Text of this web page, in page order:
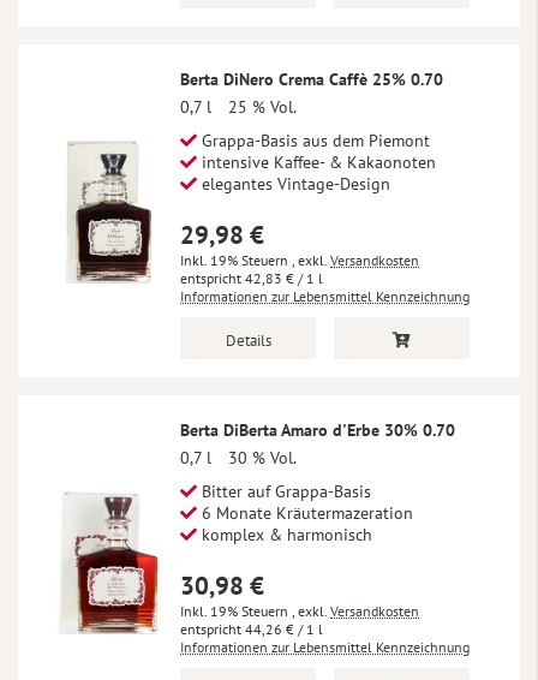
Berta DiNero Crema Caffè 25% 0.70
0,7 l
25 % Vol.
Grappa-Basis aus dem Piemont
intensive Kaffee- & Kakaonoten
elegantes Vintage-Design
29,98 €
Inkl. 19% Steuern , exkl. Versandkosten
42,83 € / 1 l
Informationen zur Lebensmittel Kennzeichnung
Details
Berta DiBerta Amaro d'Erbe 30% 0.70
0,7 l
30 % Vol.
Bitter auf Grappa-Basis
6 Monate Kräutermazeration
komplex & harmonisch
30,98 €
Inkl. 19% Steuern , exkl. Versandkosten
44,26 € / 1 l
Informationen zur Lebensmittel Kennzeichnung